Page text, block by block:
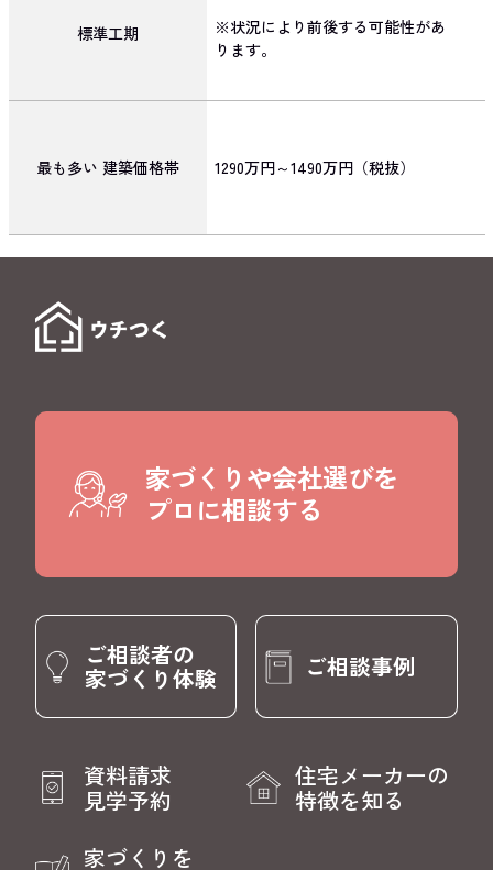
標準工期
※状況により前後する可能性があ
ります。
最も多い 建築価格帯 1290万円～1490万円（税抜）
家づくりや会社選びを
プロに相談する
ご相談者の
家づくり体験 ご相談事例
資料請求
見学予約
住宅メーカーの
特徴を知る
家づくりを